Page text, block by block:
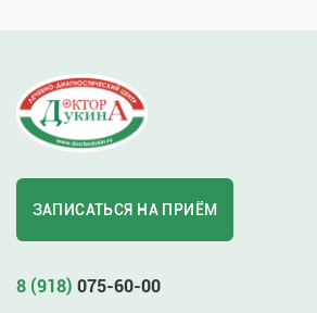
ЗАПИСАТЬСЯ НА ПРИЁМ
8 (918) 075-60-00